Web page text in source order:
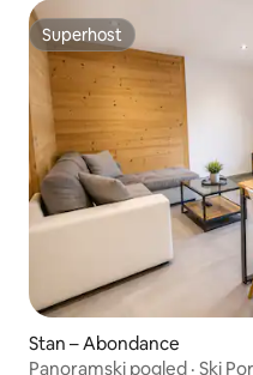
Superhost
Superhost
Stan – Abondance
Panoramski pogled · Ski